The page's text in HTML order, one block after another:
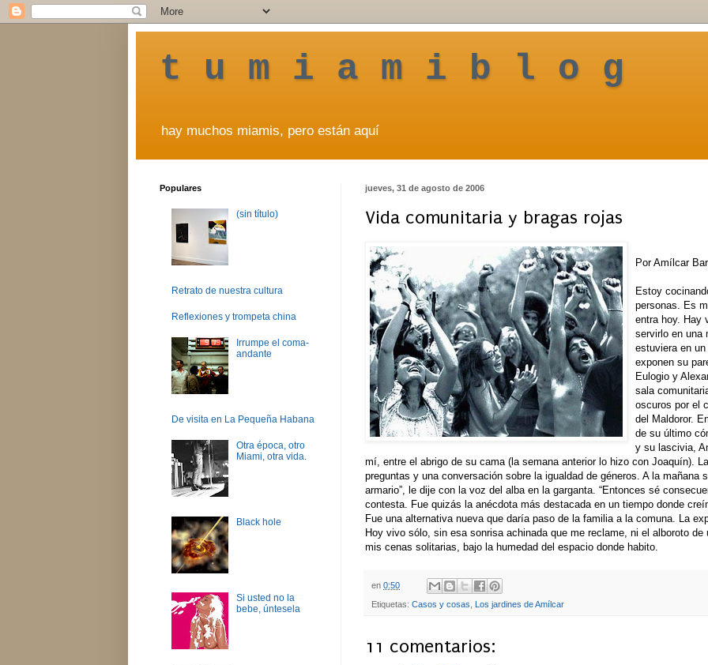
t u m i a m i b l o g
hay muchos miamis, pero están aquí
jueves, 31 de agosto de 2006
Vida comunitaria y bragas rojas
Por Amílcar
Estoy
personas. Es
entra hoy. Hay
servirlo en una
estuviera en
exponen su
Eulogio y
sala
oscuros por el
del Maldoror.
de su último
y su lascivia,
mí, entre el abrigo de su cama (la semana anterior lo hizo con Joaquín).
preguntas y una conversación sobre la igualdad de géneros. A la mañana
armario”, le dije con la voz del alba en la garganta. “Entonces sé
contesta. Fue quizás la anécdota más destacada en un tiempo donde
Fue una alternativa nueva que daría paso de la familia a la comuna. La
Hoy vivo sólo, sin esa sonrisa achinada que me reclame, ni el alboroto
mis cenas solitarias, bajo la humedad del espacio donde habito.
en 0:50
Etiquetas: Casos y cosas Los jardines de Amílcar
11 comentarios:
Populares
(sin título)
Retrato de nuestra cultura
Reflexiones y trompeta china
Irrumpe el coma-
andante
De visita en La Pequeña Habana
Otra época, otro
Miami, otra vida.
Black hole
Si usted no la
bebe, úntesela